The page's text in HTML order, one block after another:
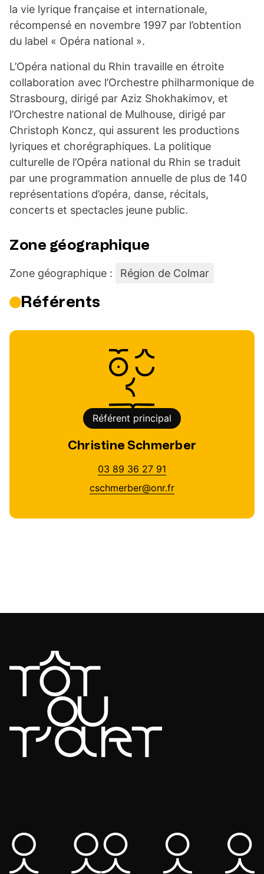
la vie lyrique française et internationale,
récompensé en novembre 1997 par l’obtention
du label « Opéra national ».
L’Opéra national du Rhin travaille en étroite
collaboration avec l’Orchestre philharmonique de
Strasbourg, dirigé par Aziz Shokhakimov, et
l’Orchestre national de Mulhouse, dirigé par
Christoph Koncz, qui assurent les productions
lyriques et chorégraphiques. La politique
culturelle de l’Opéra national du Rhin se traduit
par une programmation annuelle de plus de 140
représentations d’opéra, danse, récitals,
concerts et spectacles jeune public.
Zone géographique
Zone géographique : Région de Colmar
Référents
Référent principal
Christine Schmerber
03 89 36 27 91
cschmerber@onr.fr